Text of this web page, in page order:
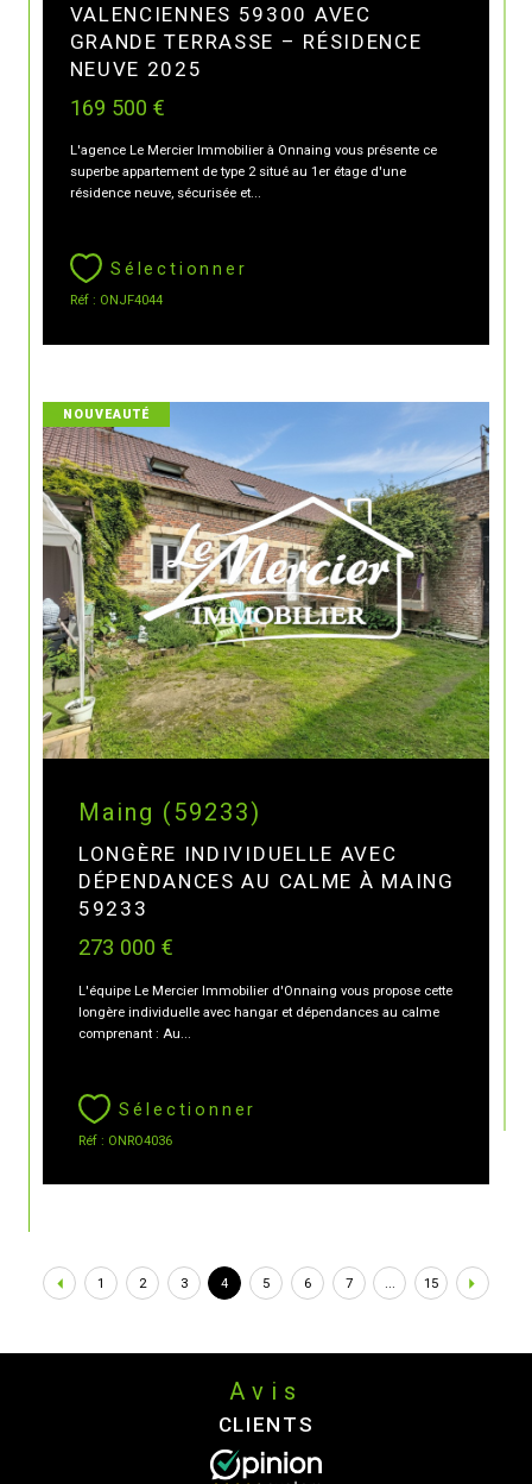
VALENCIENNES 59300 AVEC
GRANDE TERRASSE – RÉSIDENCE
NEUVE 2025
169 500 €
L'agence Le Mercier Immobilier à Onnaing vous présente ce
superbe appartement de type 2 situé au 1er étage d'une
résidence neuve, sécurisée et...
Sélectionner
Réf : ONJF4044
Maing (59233)
LONGÈRE INDIVIDUELLE AVEC
DÉPENDANCES AU CALME À MAING
59233
273 000 €
L'équipe Le Mercier Immobilier d'Onnaing vous propose cette
longère individuelle avec hangar et dépendances au calme
comprenant : Au...
Sélectionner
Réf : ONRO4036
NOUVEAUTÉ
1 2 3 4 5 6 7 ... 15
Avis
CLIENTS